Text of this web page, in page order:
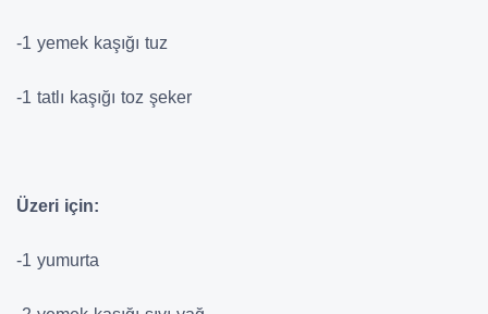
-1 yemek kaşığı tuz
-1 tatlı kaşığı toz şeker
Üzeri için:
-1 yumurta